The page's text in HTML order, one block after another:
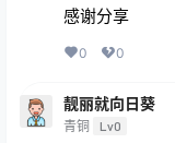
感谢分享
0 0
靓丽就向日葵
青铜 Lv0